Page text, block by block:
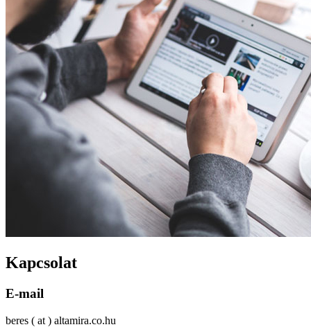
Kapcsolat
E-mail
beres ( at ) altamira.co.hu